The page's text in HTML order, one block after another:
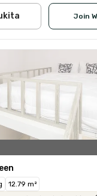
Join
12.79 m²